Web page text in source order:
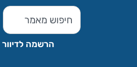
הרשמה לדיוור